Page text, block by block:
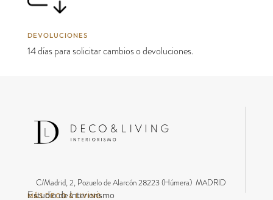
DEVOLUCIONES
14 días para solicitar cambios o devoluciones.
C/Madrid, 2, Pozuelo de Alarcón 28223 (Húmera) MADRID
MÁS DECO & LIVING
Estudio de Interiorismo